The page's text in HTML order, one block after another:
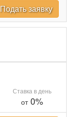
Подать заявку
Ставка в день
от0%